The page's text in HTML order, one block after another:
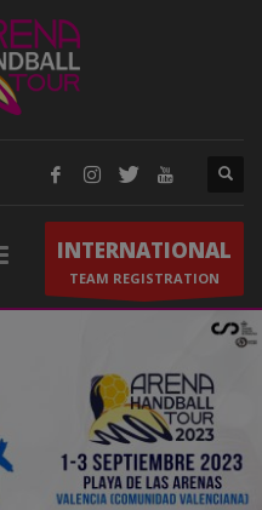
INTERNATIONAL
TEAM REGISTRATION